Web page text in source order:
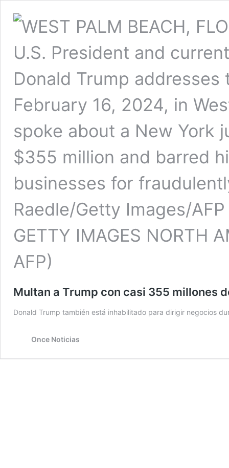
Multan a Trump con casi 355 millones
Donald Trump también está inhabilitado para dirigir negocios
Once Noticias